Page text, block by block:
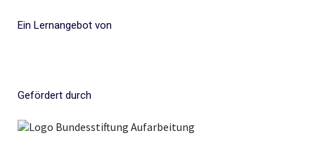
Ein Lernangebot von
Gefördert durch